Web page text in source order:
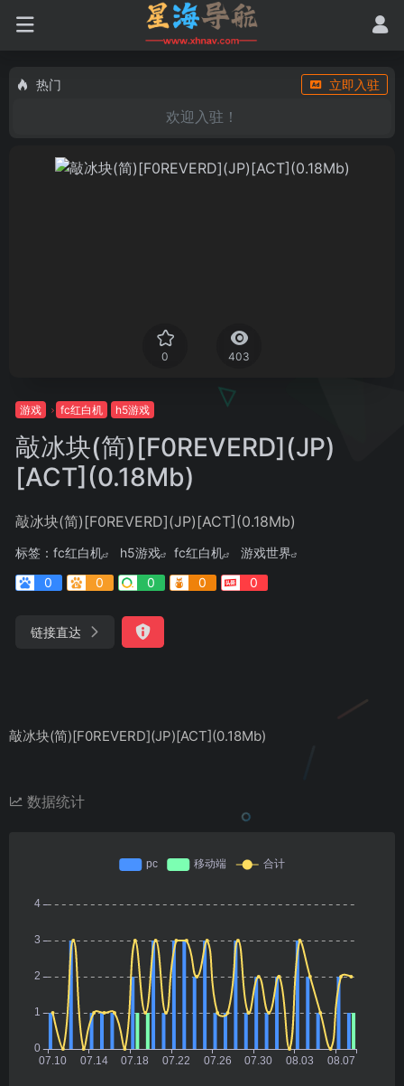
热门 立即入驻
欢迎入驻！
0 403
游戏 fc红白机 h5游戏
敲冰块(简)[F0REVERD](JP)
[ACT](0.18Mb)
敲冰块(简)[F0REVERD](JP)[ACT](0.18Mb)
标签： fc红白机 h5游戏 fc红白机
游戏世界
0
0 0 0 0
链接直达
敲冰块(简)[F0REVERD](JP)[ACT](0.18Mb)
数据统计